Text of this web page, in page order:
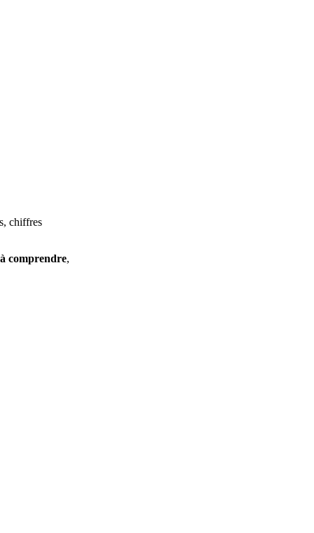
chiffres
comprendre,